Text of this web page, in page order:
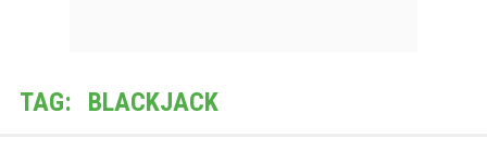
TAG: BLACKJACK